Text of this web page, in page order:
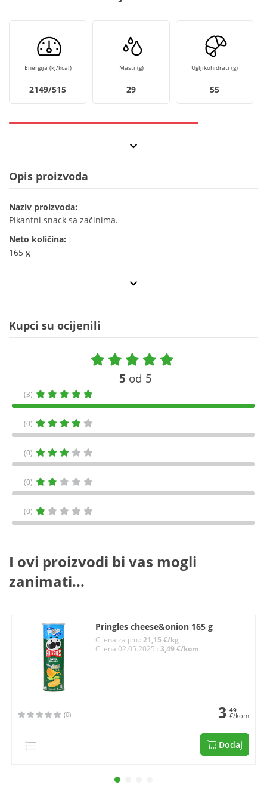
Energija (kJ/kcal)
2149/515
Masti (g)
29
Ugljikohidrati (g)
55
Opis proizvoda
Naziv proizvoda:
Pikantni snack sa začinima.
Neto količina:
165 g
Kupci su ocijenili
5 od 5
(3)
(0)
(0)
(0)
(0)
I ovi proizvodi bi vas mogli
zanimati...
Pringles cheese&onion 165 g
Cijena za j.m.:21,15 €/kg
Cijena 02.05.2025.:3,49 €/kom
(0) 3 49
€/kom
Dodaj